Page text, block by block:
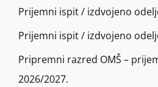
Prijemni ispit / izdvojeno
Prijemni ispit / izdvojeno
Pripremni razred OMŠ –
2026/2027.